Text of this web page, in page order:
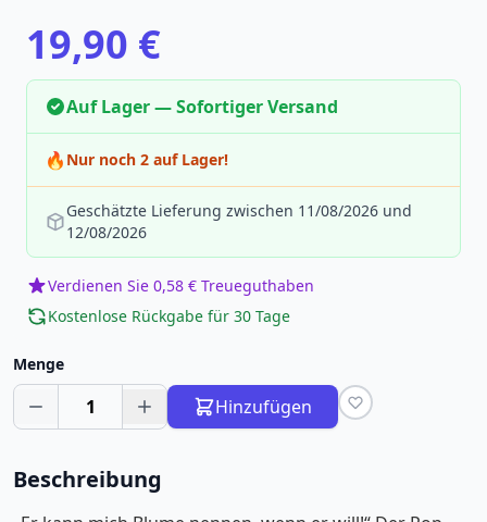
19,90 €
Auf Lager — Sofortiger Versand
🔥 Nur noch 2 auf Lager!
Geschätzte Lieferung zwischen 11/08/2026 und
12/08/2026
Verdienen Sie 0,58 € Treueguthaben
Kostenlose Rückgabe für 30 Tage
Menge
1 Hinzufügen
Beschreibung